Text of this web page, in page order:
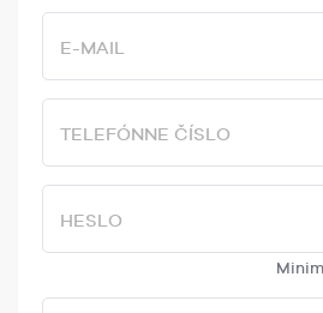
E-MAIL
TELEFÓNNE ČÍSLO
HESLO